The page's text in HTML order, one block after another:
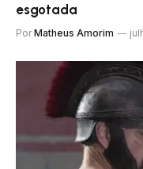
esgotada
Por Matheus Amorim